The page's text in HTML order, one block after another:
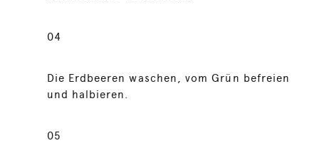
04
Die Erdbeeren waschen, vom Grün befreien
und halbieren.
05